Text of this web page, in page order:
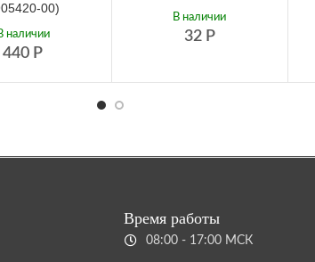
00)
440 Р
наличии 32 Р
В наличии
Время работы
08:00 - 17:00 МСК